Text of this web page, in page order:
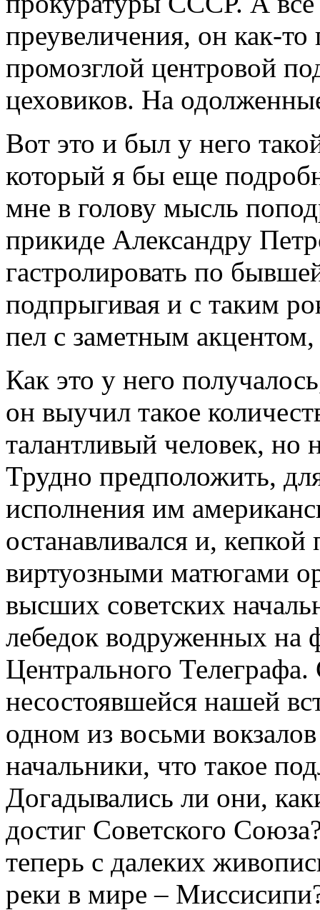
преувеличения, он как-
промозглой центровой
цеховиков. На
Вот это и был у него
который я бы еще
мне в голову мысль
прикиде Александру
гастролировать по
подпрыгивая и с таким
пел с заметным
Как это у него
он выучил такое
талантливый человек, но
Трудно предположить,
исполнения им
останавливался и,
виртуозными матюгами
высших советских
лебедок водруженных на
Центрального
несостоявшейся нашей
одном из восьми
начальники, что такое
Догадывались ли они,
достиг Советского
теперь с далеких
реки в мире –